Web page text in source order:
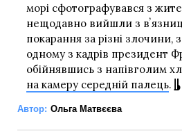
морі сфотографувався з
нещодавно вийшли з
покарання за різні злочини,
одному з кадрів президент
обійнявшись з напівголим
на камеру середній палець.
Автор: Ольга Матвєєва